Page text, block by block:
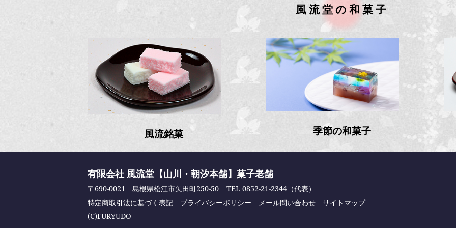
風流堂の和菓子
風流銘菓 季節の和菓子
有限会社 風流堂【山川・朝汐本舗】菓子老舗
〒690-0021 島根県松江市矢田町250-50
TEL 0852-21-2344（代表）
特定商取引法に基づく表記
プライバシーポリシー メール問い合わせ
サイトマップ
(C)FURYUDO